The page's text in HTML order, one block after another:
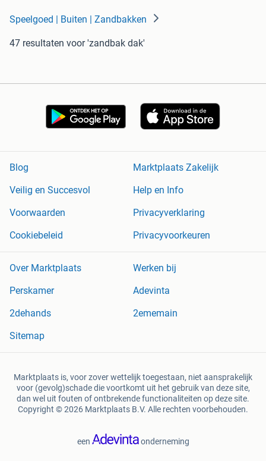
Speelgoed | Buiten | Zandbakken
47 resultaten voor 'zandbak dak'
Blog
Marktplaats Zakelijk
Veilig en Succesvol
Help en Info
Voorwaarden
Privacyverklaring
Cookiebeleid
Privacyvoorkeuren
Over Marktplaats
Werken bij
Perskamer
Adevinta
2dehands
2ememain
Sitemap
Marktplaats is, voor zover wettelijk toegestaan, niet aansprakelijk
voor (gevolg)schade die voortkomt uit het gebruik van deze site,
dan wel uit fouten of ontbrekende functionaliteiten op deze site.
Copyright © 2026 Marktplaats B.V. Alle rechten voorbehouden.
een onderneming